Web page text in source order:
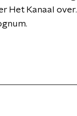
Het Kanaal over.